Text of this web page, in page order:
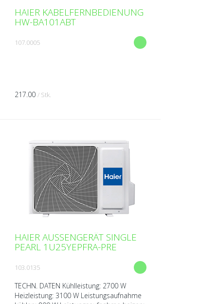
HAIER KABELFERNBEDIENUNG
HW-BA101ABT
107.0005
217.00 / Stk.
HAIER AUSSENGERÄT SINGLE
PEARL 1U25YEPFRA-PRE
103.0135
TECHN. DATEN Kühlleistung: 2700 W
Heizleistung: 3100 W Leistungsaufnahme